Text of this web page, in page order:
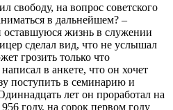
свободу, на вопрос советского
в дальнейшем? –
оставшуюся жизнь в служении
сделал вид, что не услышал
грозить только что
в анкете, что он хочет
поступить в семинарию и
лет он проработал на
году, на сорок первом году